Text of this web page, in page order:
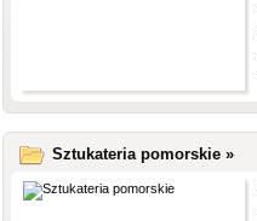
Sztukateria pomorskie »